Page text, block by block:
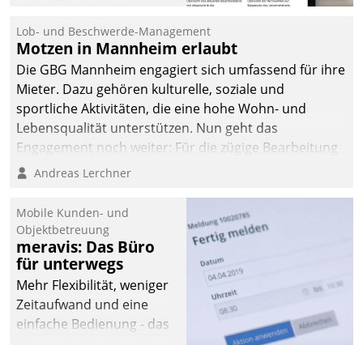
Ressort Kapitalanlage für
künftige Aufgaben und
Herausforderungen
gerüstet.
Lob- und Beschwerde-Management
Motzen in Mannheim erlaubt
Die GBG Mannheim engagiert sich umfassend für ihre
Mieter. Dazu gehören kulturelle, soziale und
sportliche Aktivitäten, die eine hohe Wohn- und
Lebensqualität unterstützen. Nun geht das
Engagement noch weiter: Für die zügige Bearbeitung
von Beschwerden – oder Lob – richtet das
und Beschwerde-Management einen eigenen Kanal
ein.
Andreas Lerchner
Mobile Kunden- und
Objektbetreuung
meravis: Das Büro
für unterwegs
Mehr Flexibilität, weniger
Zeitaufwand und eine
einfache Bedienung - das